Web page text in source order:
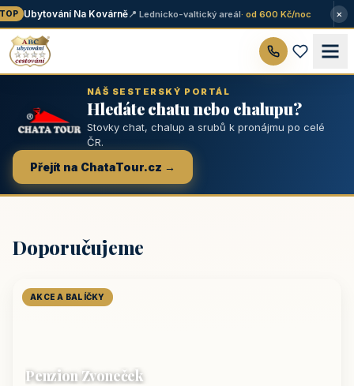
Ubytování Na Kovárně📍 Lednicko-valtický areál· od 600 Kč/noc ×
NÁŠ SESTERSKÝ PORTÁL
Hledáte chatu nebo chalupu?
Stovky chat, chalup a srubů k pronájmu po celé
ČR.
Přejít na ChataTour.cz →
Doporučujeme
AKCE A BALÍČKY
Penzion Zvoneček